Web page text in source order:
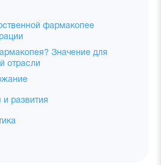
фармакопее
Значение для
отрасли
и развития